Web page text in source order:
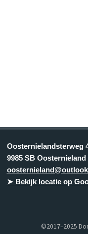
Oosternielandsterweg
9985 SB Oosternieland
➤ Bekijk locatie op
©2017–2025